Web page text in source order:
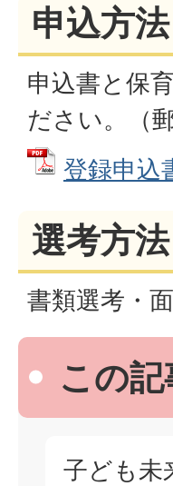
申込方法
申込書と保
ださい。（
登録申込
選考方法
書類選考・
この
子ども未